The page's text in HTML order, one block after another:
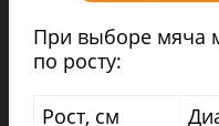
При выборе мяча
по росту:
Рост, см